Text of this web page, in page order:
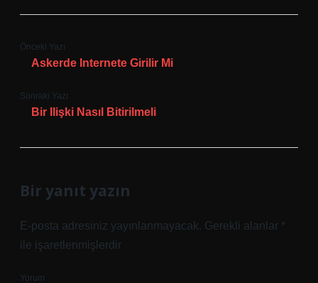
Önceki Yazı
Askerde Internete Girilir Mi
Sonraki Yazı
Bir Ilişki Nasıl Bitirilmeli
Bir yanıt yazın
E-posta adresiniz yayınlanmayacak. Gerekli alanlar *
ile işaretlenmişlerdir
Yorum